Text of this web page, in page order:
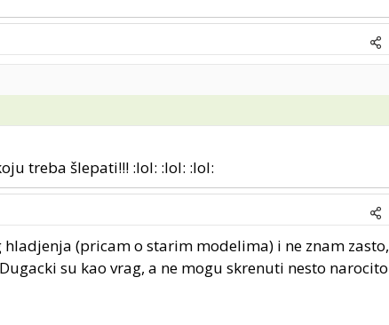
treba šlepati!!! :lol: :lol: :lol:
hladjenja (pricam o starim modelima) i ne znam zasto,
su kao vrag, a ne mogu skrenuti nesto narocito